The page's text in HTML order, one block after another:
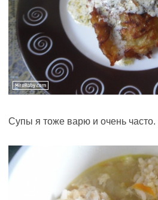
Супы я тоже варю и очень часто.